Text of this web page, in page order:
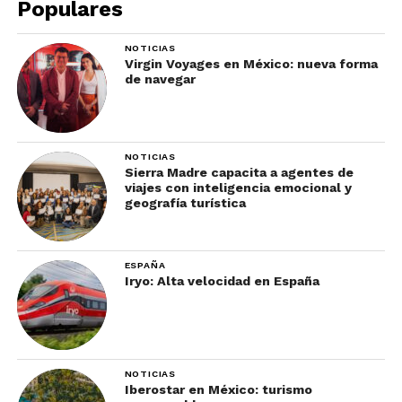
valdiviana”, un ecosistema único en el país por su
clima y su biodiversidad.
Niebla
A 17 kilómetros del centro de la ciudad, se
Populares
NOTICIAS
Virgin Voyages en México: nueva forma
de navegar
NOTICIAS
Sierra Madre capacita a agentes de
viajes con inteligencia emocional y
geografía turística
ESPAÑA
Iryo: Alta velocidad en España
NOTICIAS
Iberostar en México: turismo